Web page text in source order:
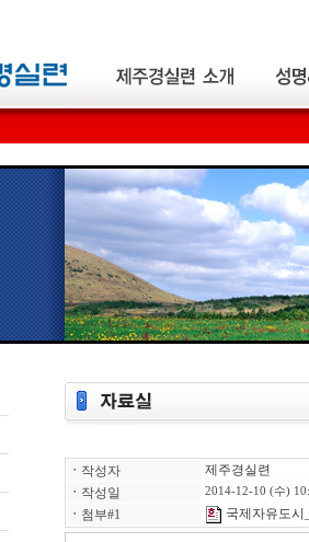
ㆍ 작성자
제주경실련
ㆍ 작성일 2014-12-10 (수)
ㆍ 첨부#1 국제자유도시